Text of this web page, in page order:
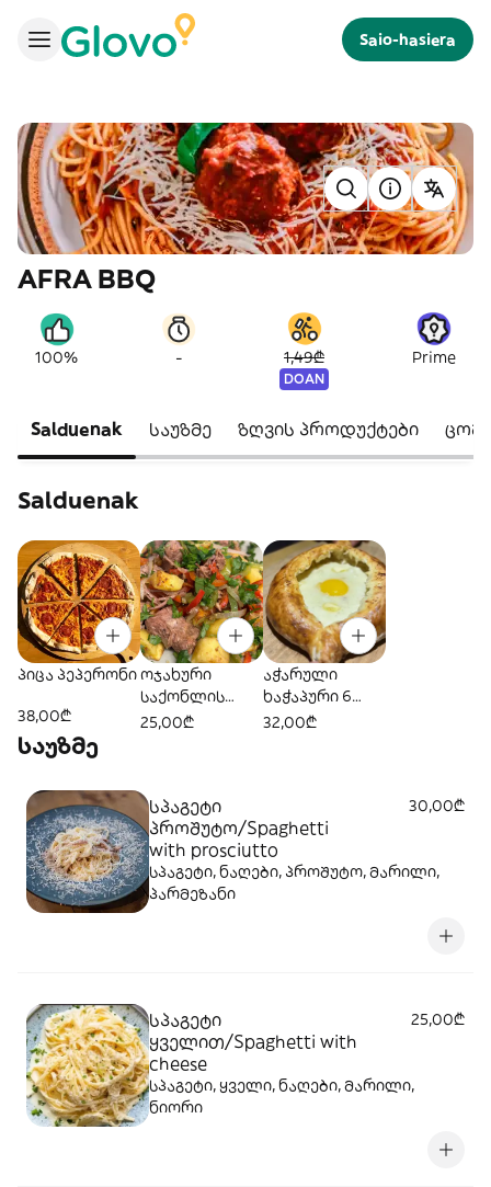
Saio-hasiera
AFRA BBQ
100% - 1,49₾
DOAN
Prime
Salduenak საუზმე ზღვის პროდუქტები
Salduenak
პიცა პეპერონი
38,00₾
ოჯახური
საქონლის
ხორცით/Ojakh
25,00₾
აჭარული
ხაჭაპური 6
ყველით
32,00₾
საუზმე
სპაგეტი
პროშუტო/Spaghetti
with prosciutto
30,00₾
სპაგეტი, ნაღები, პროშუტო, მარილი,
პარმეზანი
სპაგეტი
ყველით/Spaghetti with
cheese
25,00₾
სპაგეტი, ყველი, ნაღები, მარილი,
ნიორი